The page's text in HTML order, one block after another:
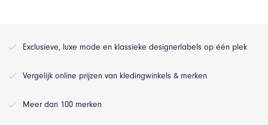
Exclusieve, luxe mode en klassieke designerlabels op één plek
Vergelijk online prijzen van kledingwinkels & merken
Meer dan 100 merken